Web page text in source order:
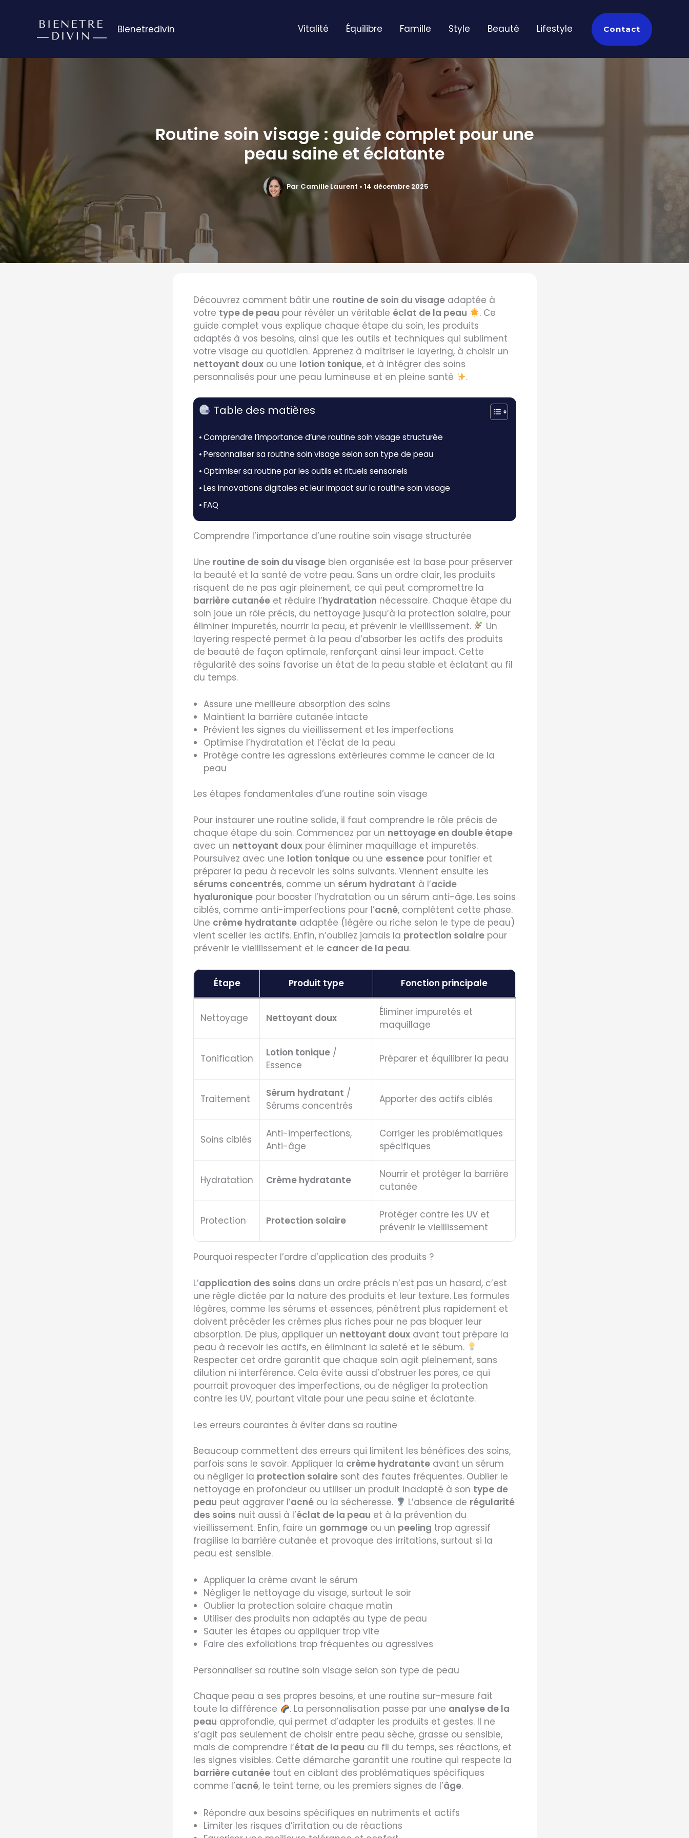
Bienetredivin Vitalité Équilibre Famille Style Beauté Lifestyle Contact
Routine soin visage : guide complet pour une
peau saine et éclatante
Par Camille Laurent • 14 décembre 2025
Découvrez comment bâtir une routine de soin du visage adaptée à
votre type de peau pour révéler un véritable éclat de la peau
. Ce
guide complet vous explique chaque étape du soin, les produits
adaptés à vos besoins, ainsi que les outils et techniques qui subliment
votre visage au quotidien. Apprenez à maîtriser le layering, à choisir un
nettoyant doux ou une lotion tonique, et à intégrer des soins
personnalisés pour une peau lumineuse et en pleine santé
.
Table des matières
Comprendre l’importance d’une routine soin visage structurée
Personnaliser sa routine soin visage selon son type de peau
Optimiser sa routine par les outils et rituels sensoriels
Les innovations digitales et leur impact sur la routine soin visage
FAQ
Comprendre l’importance d’une routine soin visage structurée
Une routine de soin du visage bien organisée est la base pour préserver
la beauté et la santé de votre peau. Sans un ordre clair, les produits
risquent de ne pas agir pleinement, ce qui peut compromettre la
barrière cutanée et réduire l’hydratation nécessaire. Chaque étape du
soin joue un rôle précis, du nettoyage jusqu’à la protection solaire, pour
éliminer impuretés, nourrir la peau, et prévenir le vieillissement.
Un
layering respecté permet à la peau d’absorber les actifs des produits
de beauté de façon optimale, renforçant ainsi leur impact. Cette
régularité des soins favorise un état de la peau stable et éclatant au fil
du temps.
Assure une meilleure absorption des soins
Maintient la barrière cutanée intacte
Prévient les signes du vieillissement et les imperfections
Optimise l’hydratation et l’éclat de la peau
Protège contre les agressions extérieures comme le cancer de la
peau
Les étapes fondamentales d’une routine soin visage
Pour instaurer une routine solide, il faut comprendre le rôle précis de
chaque étape du soin. Commencez par un nettoyage en double étape
avec un nettoyant doux pour éliminer maquillage et impuretés.
Poursuivez avec une lotion tonique ou une essence pour tonifier et
préparer la peau à recevoir les soins suivants. Viennent ensuite les
sérums concentrés, comme un sérum hydratant à l’acide
hyaluronique pour booster l’hydratation ou un sérum anti-âge. Les soins
ciblés, comme anti-imperfections pour l’acné, complètent cette phase.
Une crème hydratante adaptée (légère ou riche selon le type de peau)
vient sceller les actifs. Enfin, n’oubliez jamais la protection solaire pour
prévenir le vieillissement et le cancer de la peau.
Étape Produit type Fonction principale
Nettoyage Nettoyant doux
Éliminer impuretés et
maquillage
Tonification Lotion tonique /
Essence
Préparer et équilibrer la peau
Traitement Sérum hydratant /
Sérums concentrés
Apporter des actifs ciblés
Soins ciblés
Anti-imperfections,
Anti-âge
Corriger les problématiques
spécifiques
Hydratation Crème hydratante
Nourrir et protéger la barrière
cutanée
Protection Protection solaire
Protéger contre les UV et
prévenir le vieillissement
Pourquoi respecter l’ordre d’application des produits ?
L’application des soins dans un ordre précis n’est pas un hasard, c’est
une règle dictée par la nature des produits et leur texture. Les formules
légères, comme les sérums et essences, pénètrent plus rapidement et
doivent précéder les crèmes plus riches pour ne pas bloquer leur
absorption. De plus, appliquer un nettoyant doux avant tout prépare la
peau à recevoir les actifs, en éliminant la saleté et le sébum.
Respecter cet ordre garantit que chaque soin agit pleinement, sans
dilution ni interférence. Cela évite aussi d’obstruer les pores, ce qui
pourrait provoquer des imperfections, ou de négliger la protection
contre les UV, pourtant vitale pour une peau saine et éclatante.
Les erreurs courantes à éviter dans sa routine
Beaucoup commettent des erreurs qui limitent les bénéfices des soins,
parfois sans le savoir. Appliquer la crème hydratante avant un sérum
ou négliger la protection solaire sont des fautes fréquentes. Oublier le
nettoyage en profondeur ou utiliser un produit inadapté à son type de
peau peut aggraver l’acné ou la sécheresse. L’absence de régularité
des soins nuit aussi à l’éclat de la peau et à la prévention du
vieillissement. Enfin, faire un gommage ou un peeling trop agressif
fragilise la barrière cutanée et provoque des irritations, surtout si la
peau est sensible.
Appliquer la crème avant le sérum
Négliger le nettoyage du visage, surtout le soir
Oublier la protection solaire chaque matin
Utiliser des produits non adaptés au type de peau
Sauter les étapes ou appliquer trop vite
Faire des exfoliations trop fréquentes ou agressives
Personnaliser sa routine soin visage selon son type de peau
Chaque peau a ses propres besoins, et une routine sur-mesure fait
toute la différence
. La personnalisation passe par une analyse de la
peau approfondie, qui permet d’adapter les produits et gestes. Il ne
s’agit pas seulement de choisir entre peau sèche, grasse ou sensible,
mais de comprendre l’état de la peau au fil du temps, ses réactions, et
les signes visibles. Cette démarche garantit une routine qui respecte la
barrière cutanée tout en ciblant des problématiques spécifiques
comme l’acné, le teint terne, ou les premiers signes de l’âge.
Répondre aux besoins spécifiques en nutriments et actifs
Limiter les risques d’irritation ou de réactions